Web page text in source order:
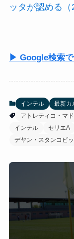
ッタが認める（
▶ Google検索
インテル 最新カ
アトレティコ・マ
インテル
セリエA
デヤン・スタンコビ